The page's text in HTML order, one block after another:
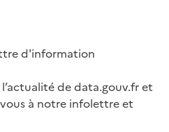
d'information
de data.gouv.fr et
à notre infolettre et